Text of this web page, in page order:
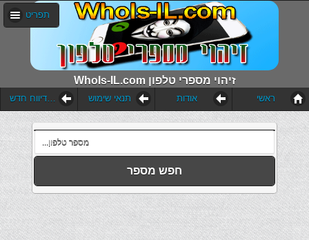
WhoIs-IL.com זיהוי מספרי טלפון
תפריט
הוסף דיווח חדש תנאי שימוש אודות ראשי
חפש מספר